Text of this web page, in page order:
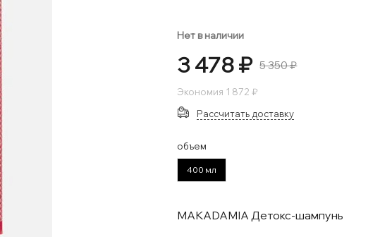
Нет в наличии
3 478 ₽ 5 350 ₽
Экономия 1 872 ₽
Рассчитать доставку
объем
400 мл
MAKADAMIA Детокс-шампунь